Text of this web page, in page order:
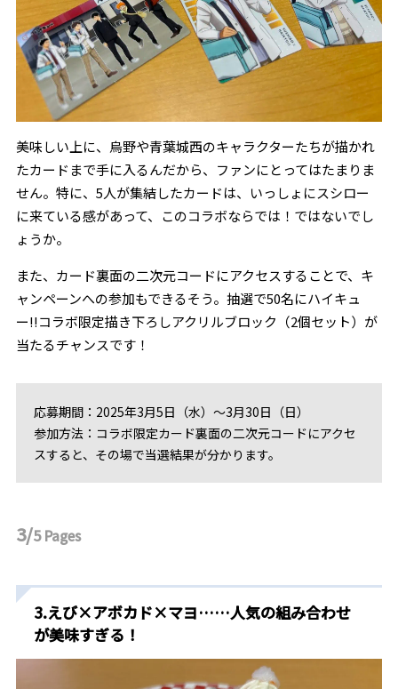
美味しい上に、烏野や青葉城西のキャラクターたちが描かれ
たカードまで手に入るんだから、ファンにとってはたまりま
せん。特に、5人が集結したカードは、いっしょにスシロー
に来ている感があって、このコラボならでは！ではないでし
ょうか。
また、カード裏面の二次元コードにアクセスすることで、キ
ャンペーンへの参加もできるそう。抽選で50名にハイキュ
ー!!コラボ限定描き下ろしアクリルブロック（2個セット）が
当たるチャンスです！
応募期間：2025年3月5日（水）～3月30日（日）
参加方法：コラボ限定カード裏面の二次元コードにアクセ
スすると、その場で当選結果が分かります。
3/5Pages
3.えび×アボカド×マヨ……人気の組み合わせ
が美味すぎる！